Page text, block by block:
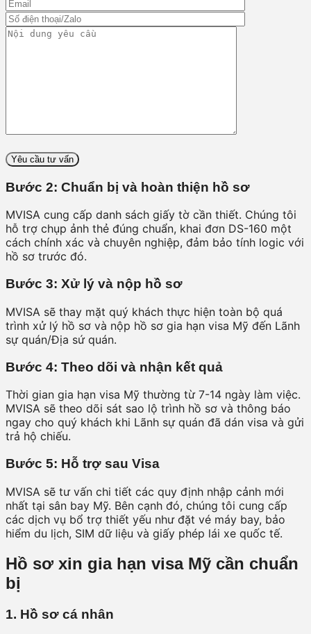
Bước 2: Chuẩn bị và hoàn thiện hồ sơ
MVISA cung cấp danh sách giấy tờ cần thiết. Chúng tôi
hỗ trợ chụp ảnh thẻ đúng chuẩn, khai đơn DS-160 một
cách chính xác và chuyên nghiệp, đảm bảo tính logic với
hồ sơ trước đó.
Bước 3: Xử lý và nộp hồ sơ
MVISA sẽ thay mặt quý khách thực hiện toàn bộ quá
trình xử lý hồ sơ và nộp hồ sơ gia hạn visa Mỹ đến Lãnh
sự quán/Địa sứ quán.
Bước 4: Theo dõi và nhận kết quả
Thời gian gia hạn visa Mỹ thường từ 7-14 ngày làm việc.
MVISA sẽ theo dõi sát sao lộ trình hồ sơ và thông báo
ngay cho quý khách khi Lãnh sự quán đã dán visa và gửi
trả hộ chiếu.
Bước 5: Hỗ trợ sau Visa
MVISA sẽ tư vấn chi tiết các quy định nhập cảnh mới
nhất tại sân bay Mỹ. Bên cạnh đó, chúng tôi cung cấp
các dịch vụ bổ trợ thiết yếu như đặt vé máy bay, bảo
hiểm du lịch, SIM dữ liệu và giấy phép lái xe quốc tế.
Hồ sơ xin gia hạn visa Mỹ cần chuẩn
bị
1. Hồ sơ cá nhân